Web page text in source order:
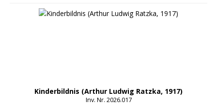
Kinderbildnis (Arthur Ludwig Ratzka, 1917)
Inv. Nr. 2026.017